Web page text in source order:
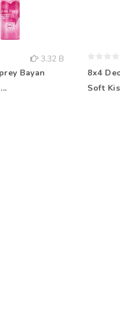
3.32 B
Bayan
8x4
Soft